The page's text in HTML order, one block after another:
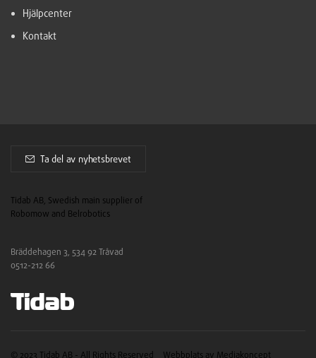
Hjälpcenter
Kontakt
Ta del av nyhetsbrevet
Tidab AB, Swedish main supplier of
Robomow and Belrobotics
Bräddehagen 3, 534 92 Tråvad
0512-212 66
© 2023 Tidab AB - All Rights Reserved Webbplats av Mediakoncept